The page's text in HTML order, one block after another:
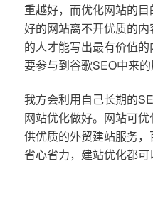
重越好，而优化网站的目
好的网站离不开优质的
的人才能写出最有价值
要参与到谷歌SEO中来的
我方会利用自己长期的
网站优化做好。网站可
供优质的外贸建站服务
省心省力，建站优化都可